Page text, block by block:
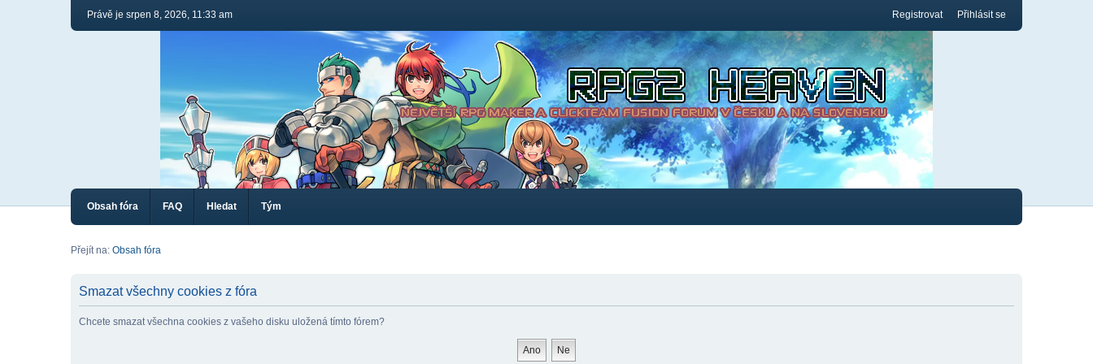
Právě je srpen 8, 2026, 11:33 am Registrovat Přihlásit se
Obsah fóra FAQ Hledat Tým
Přejít na: Obsah fóra
Smazat všechny cookies z fóra
Chcete smazat všechna cookies z vašeho disku uložená tímto fórem?